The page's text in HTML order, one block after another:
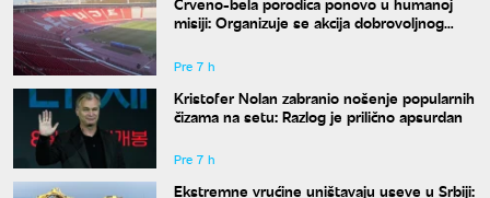
misiji: Organizuje se akcija dobrovoljnog
Pre 7 h
Kristofer Nolan zabranio nošenje popularnih
čizama na setu: Razlog je prilično apsurdan
Pre 7 h
Ekstremne vrućine uništavaju useve u Srbiji: